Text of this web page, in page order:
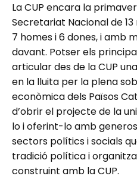
La CUP encara la
Secretariat Nacional de
7 homes i 6 dones, i amb
davant. Potser els
articular des de la CUP
en la lluita per la plena
econòmica dels Països
d’obrir el projecte de la
lo i oferint-lo amb
sectors polítics i socials
tradició política i
construint amb la CUP.